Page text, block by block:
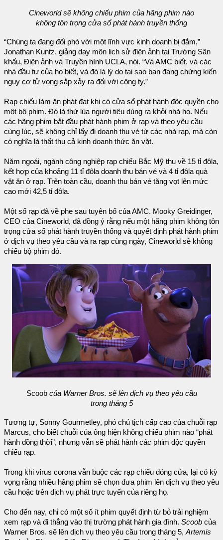
Cineworld sẽ không chiếu phim của hãng phim nào
không tôn trọng cửa sổ phát hành truyền thống
“Chúng ta đang đối phó với một lĩnh vực kinh doanh bị đắm,”
Jonathan Kuntz, giảng dạy môn lịch sử điện ảnh tại Trường Sân
khấu, Điện ảnh và Truyền hình UCLA, nói. “Và AMC biết, và các
nhà đầu tư của họ biết, và đó là lý do tại sao bạn đang chứng kiến
nguy cơ tử vong sắp xảy ra đối với công ty.”
Rạp chiếu làm ăn phát đạt khi có cửa sổ phát hành độc quyền cho
một bộ phim. Đó là thứ lùa người tiêu dùng ra khỏi nhà họ. Nếu
các hãng phim bắt đầu phát hành phim ở rạp và theo yêu cầu
cùng lúc, sẽ không chỉ lấy đi doanh thu vé từ các nhà rạp, mà còn
có nghĩa là thất thu cả kinh doanh thức ăn vặt.
Năm ngoái, ngành công nghiệp rạp chiếu Bắc Mỹ thu về 15 tỉ đôla,
kết hợp của khoảng 11 tỉ đôla doanh thu bán vé và 4 tỉ đôla quà
vặt ăn ở rạp. Trên toàn cầu, doanh thu bán vé tăng vọt lên mức
cao mới 42,5 tỉ đôla.
Một số rạp đã về phe sau tuyên bố của AMC. Mooky Greidinger,
CEO của Cineworld, đã đồng ý rằng nếu một hãng phim không tôn
trọng cửa sổ phát hành truyền thống và quyết định phát hành phim
ở dịch vụ theo yêu cầu và ra rạp cùng ngày, Cineworld sẽ không
chiếu bộ phim đó.
Scoob của Warner Bros. sẽ lên dịch vụ theo yêu cầu
trong tháng 5
Tương tự, Sonny Gourmetley, phó chủ tịch cấp cao của chuỗi rạp
Marcus, cho biết chuỗi của ông hiện không chiếu phim nào “phát
hành đồng thời”, nhưng vẫn sẽ phát hành các phim độc quyền
chiếu rạp.
Trong khi virus corona vẫn buộc các rạp chiếu đóng cửa, lại có kỳ
vọng rằng nhiều hãng phim sẽ chọn đưa phim lên dịch vụ theo yêu
cầu hoặc trên dịch vụ phát trực tuyến của riêng họ.
Cho đến nay, chỉ có một số ít phim quyết định từ bỏ trải nghiệm
xem rạp và đi thẳng vào thị trường phát hành gia đình. Scoob của
Warner Bros. sẽ lên dịch vụ theo yêu cầu trong tháng 5, Artemis